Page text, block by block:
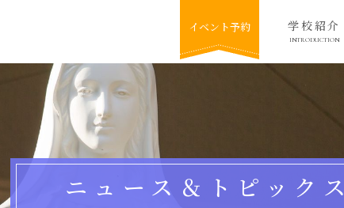
イベント予約 学校紹介
INTRODUCTION
ニュース＆トピックス